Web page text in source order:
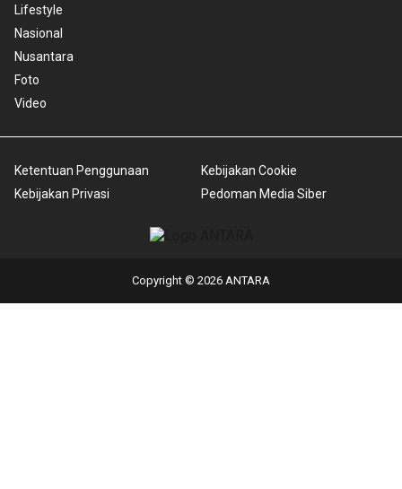
Lifestyle
Nasional
Nusantara
Foto
Video
Ketentuan Penggunaan
Kebijakan Privasi
Kebijakan Cookie
Pedoman Media Siber
Copyright © 2026 ANTARA